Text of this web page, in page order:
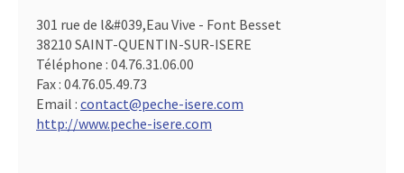
301 rue de l&#039,Eau Vive - Font Besset
38210 SAINT-QUENTIN-SUR-ISERE
Téléphone : 04.76.31.06.00
Fax : 04.76.05.49.73
Email : contact@peche-isere.com
http://www.peche-isere.com